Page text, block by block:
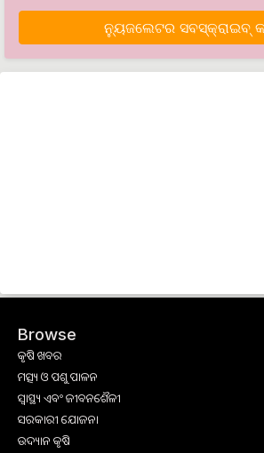
ନ୍ୟୁଜଲେଟର ସବସ୍କ୍ରାଇବ୍‌
Browse
କୃଷି ଖବର
ମତ୍ସ୍ୟ ଓ ପଶୁ ପାଳନ
ସ୍ୱାସ୍ଥ୍ୟ ଏବଂ ଜୀବନଶୈଳୀ
ସରକାରୀ ଯୋଜନା
ଉଦ୍ୟାନ କୃଷି